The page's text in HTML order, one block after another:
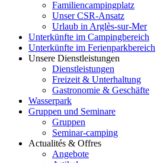
Familiencampingplatz
Unser CSR-Ansatz
Urlaub in Arglès-sur-Mer
Unterkünfte im Campingbereich
Unterkünfte im Ferienparkbereich
Unsere Dienstleistungen
Dienstleistungen
Freizeit & Unterhaltung
Gastronomie & Geschäfte
Wasserpark
Gruppen und Seminare
Gruppen
Seminar-camping
Actualités & Offres
Angebote